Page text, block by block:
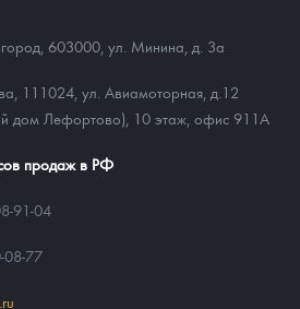
603000 ул. Минина, д. 3а
111024, ул. Авиамоторная, д.12
дом Лефортово), 10 этаж, офис 911А
продаж в РФ
91-04
08-77